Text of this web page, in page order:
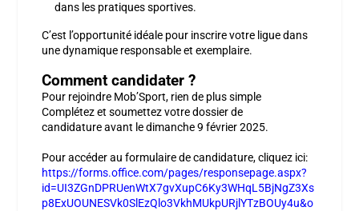
dans les pratiques sportives.
C’est l’opportunité idéale pour inscrire votre ligue dans
une dynamique responsable et exemplaire.
Comment candidater ?
Pour rejoindre Mob’Sport, rien de plus simple
Complétez et soumettez votre dossier de
candidatureavant ledimanche 9 février 2025.
Pour accéder au formulaire de candidature, cliquez ici:
https://forms.office.com/pages/responsepage.aspx?
id=UI3ZGnDPRUenWtX7gvXupC6Ky3WHqL5BjNgZ3Xs
p8ExUOUNESVk0SlEzQlo3VkhMUkpURjlYTzBOUy4u&o